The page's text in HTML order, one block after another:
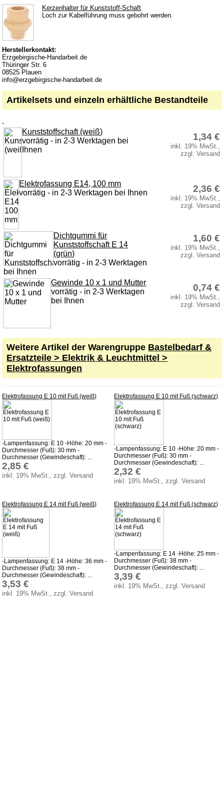
Wachskerzen
Kletterfiguren
Miniaturen
Weihnachtspyramiden
Küchenzubehör aus Holz
Holz Quirl
Holz Dosierlöffel
Holz Teller & Schalen
Accessoires und Merchandising
Service
Datenschutz
Montageanleitungen
Warenkorb
Versand
Lieferzeit
Widerrufsbelehrung
Produktindex
Impressum
Kontakt
Kerzenhalter für Kunststoff-Schaft
Loch zur Kabelführung muss gebohrt werden.
Herstellerkontakt:
Erzgebirgische-Handarbeit.de
Thüringer Str. 6
08525 Plauen
info@erzgebirgische-handarbeit.de
Artikelsets und einzeln erhältliche Bestandteile
.
Kunststoffschaft (weiß)
vorrätig - in 2-3 Werktagen bei
Ihnen
1,34 €
inkl. 19% MwSt.,
zzgl. Versand
Elektrofassung E14, 100 mm
vorrätig - in 2-3 Werktagen bei Ihnen
2,36 €
inkl. 19% MwSt.,
zzgl. Versand
Dichtgummi für
Kunststoffschaft E 14
(grün)
vorrätig - in 2-3 Werktagen
bei Ihnen
1,60 €
inkl. 19% MwSt.,
zzgl. Versand
Gewinde 10 x 1 und Mutter
vorrätig - in 2-3 Werktagen
bei Ihnen
0,74 €
inkl. 19% MwSt.,
zzgl. Versand
Weitere Artikel der Warengruppe Bastelbedarf &
Ersatzteile > Elektrik & Leuchtmittel >
Elektrofassungen
Elektrofassung E 10 mit Fuß (weiß)
-Lampenfassung: E 10 -Höhe: 20 mm -
Durchmesser (Fuß): 30 mm -
Durchmesser (Gewindeschaft): ...
2,85 €
inkl. 19% MwSt., zzgl. Versand
Elektrofassung E 10 mit Fuß (schwarz)
-Lampenfassung: E 10 -Höhe: 20 mm -
Durchmesser (Fuß): 30 mm -
Durchmesser (Gewindeschaft): ...
2,32 €
inkl. 19% MwSt., zzgl. Versand
Elektrofassung E 14 mit Fuß (weiß)
-Lampenfassung: E 14 -Höhe: 36 mm -
Durchmesser (Fuß): 38 mm -
Durchmesser (Gewindeschaft): ...
3,53 €
inkl. 19% MwSt., zzgl. Versand
Elektrofassung E 14 mit Fuß (schwarz)
-Lampenfassung: E 14 -Höhe: 25 mm -
Durchmesser (Fuß): 38 mm -
Durchmesser (Gewindeschaft): ...
3,39 €
inkl. 19% MwSt., zzgl. Versand